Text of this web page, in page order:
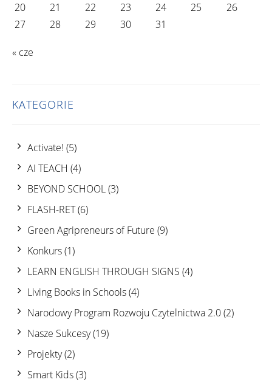
20
21 22 23 24 25
26
27
28 29 30 31
« cze
KATEGORIE
Activate! (5)
AI TEACH (4)
BEYOND SCHOOL(3)
FLASH-RET(6)
Green Agripreneurs of Future (9)
Konkurs(1)
LEARN ENGLISH THROUGH SIGNS (4)
Living Books in Schools(4)
Narodowy Program Rozwoju Czytelnictwa 2.0(2)
Nasze Sukcesy(19)
Projekty(2)
Smart Kids(3)